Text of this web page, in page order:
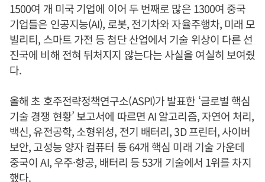
1500여 개 미국 기업에 이어 두 번째로 많은 1300여 중국
기업들은 인공지능(AI), 로봇, 전기차와 자율주행차, 미래 모
빌리티, 스마트 가전 등 첨단 산업에서 기술 위상이 다른 선
진국에 비해 전혀 뒤처지지 않는다는 사실을 여실히 보여줬
다.
올해 초 호주전략정책연구소(ASPI)가 발표한 ‘글로벌 핵심
기술 경쟁 현황’ 보고서에 따르면 AI 알고리즘, 자연어 처리,
백신, 유전공학, 소형위성, 전기 배터리, 3D 프린터, 사이버
보안, 고성능 양자 컴퓨터 등 64개 핵심 미래 기술 가운데
중국이 AI, 우주·항공, 배터리 등 53개 기술에서 1위를 차지
했다.